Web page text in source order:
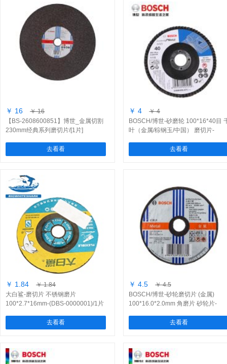
￥ 16
￥ 16
【BS-2608600851】博世_金属切割
230mm经典系列磨切片/[1片]
去看看
￥ 4
￥ 4
BOSCH/博世-砂磨轮 100*16*40目
叶（金属/棕钢玉/中国） 磨切片-
去看看
￥ 1.84
￥ 1.84
大白鲨-磨切片 不锈钢磨片
100*2.7*16mm-(DBS-0000001)/1片
去看看
￥ 4.5
￥ 4.5
BOSCH/博世-砂轮磨切片 (金属)
100*16.0*2.0mm 角磨片 砂轮片-
去看看